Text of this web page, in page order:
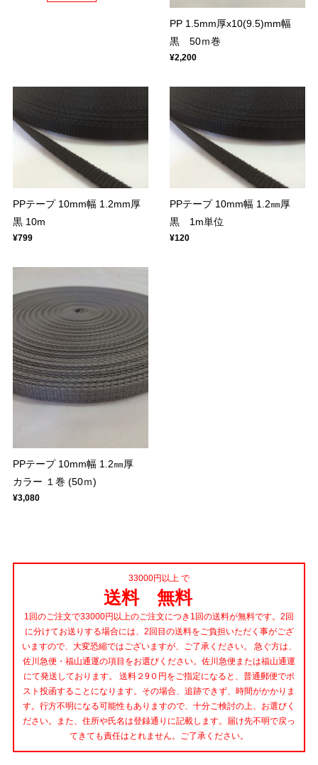
PP 1.5mm厚x10(9.5)mm幅
黒 50ｍ巻
¥2,200
PPテープ 10mm幅 1.2mm厚
黒 10m
¥799
PPテープ 10mm幅 1.2㎜厚
黒 1m単位
¥120
PPテープ 10mm幅 1.2㎜厚
カラー １巻 (50ｍ)
¥3,080
33000円以上 で
送料 無料
1回のご注文で33000円以上のご注文につき1回の送料が無料です。2回
に分けてお送りする場合には、2回目の送料をご負担いただく事がござ
いますので、大変恐縮ではございますが、ご了承ください。 急ぐ方は、
佐川急便・福山通運の項目をお選びください。佐川急便または福山通運
にて発送しております。 送料２9０円をご指定になると、普通郵便でポ
スト投函することになります。その場合、追跡できず、時間がかかりま
す。行方不明になる可能性もありますので、十分ご検討の上、お選びく
ださい。また、住所や氏名は登録通りに記載します。届け先不明で戻っ
てきても責任はとれません。ご了承ください。